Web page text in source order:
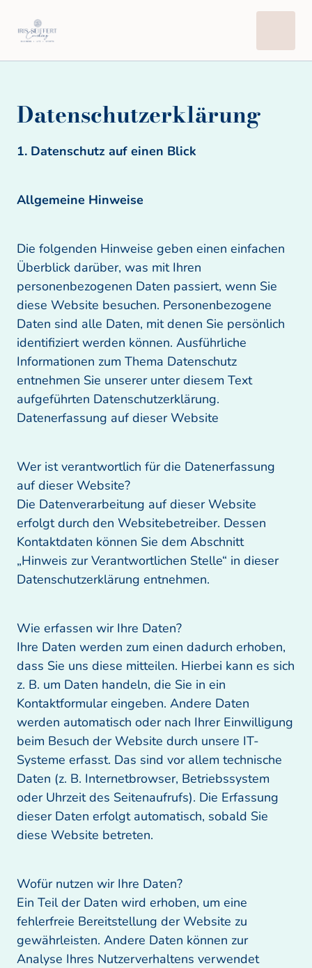
Datenschutzerklärung
1. Datenschutz auf einen Blick
Allgemeine Hinweise
Die folgenden Hinweise geben einen einfachen
Überblick darüber, was mit Ihren
personenbezogenen Daten passiert, wenn Sie
diese Website besuchen. Personenbezogene
Daten sind alle Daten, mit denen Sie persönlich
identifiziert werden können. Ausführliche
Informationen zum Thema Datenschutz
entnehmen Sie unserer unter diesem Text
aufgeführten Datenschutzerklärung.
Datenerfassung auf dieser Website
Wer ist verantwortlich für die Datenerfassung
auf dieser Website?
Die Datenverarbeitung auf dieser Website
erfolgt durch den Websitebetreiber. Dessen
Kontaktdaten können Sie dem Abschnitt
„Hinweis zur Verantwortlichen Stelle“ in dieser
Datenschutzerklärung entnehmen.
Wie erfassen wir Ihre Daten?
Ihre Daten werden zum einen dadurch erhoben,
dass Sie uns diese mitteilen. Hierbei kann es sich
z. B. um Daten handeln, die Sie in ein
Kontaktformular eingeben. Andere Daten
werden automatisch oder nach Ihrer Einwilligung
beim Besuch der Website durch unsere IT-
Systeme erfasst. Das sind vor allem technische
Daten (z. B. Internetbrowser, Betriebssystem
oder Uhrzeit des Seitenaufrufs). Die Erfassung
dieser Daten erfolgt automatisch, sobald Sie
diese Website betreten.
Wofür nutzen wir Ihre Daten?
Ein Teil der Daten wird erhoben, um eine
fehlerfreie Bereitstellung der Website zu
gewährleisten. Andere Daten können zur
Analyse Ihres Nutzerverhaltens verwendet